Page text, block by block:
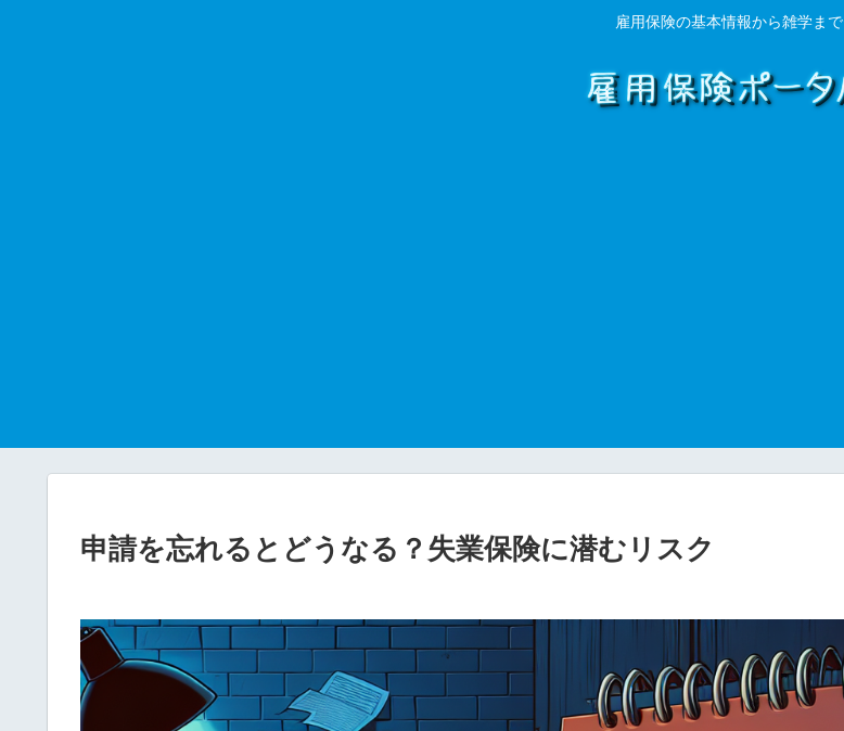
雇用保険の基本情報から雑学まで
申請を忘れるとどうなる？失業保険に潜むリスク